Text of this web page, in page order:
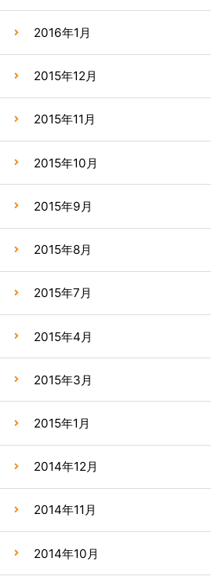
2016年1月
2015年12月
2015年11月
2015年10月
2015年9月
2015年8月
2015年7月
2015年4月
2015年3月
2015年1月
2014年12月
2014年11月
2014年10月